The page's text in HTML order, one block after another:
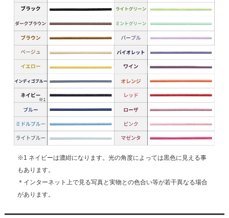
※1 ネイビーは濃紺になります。光の角度によっては黒色に見える事
もあります。
＊インターネット上で見る写真と実物との色合い等が若干異なる場合
があります。